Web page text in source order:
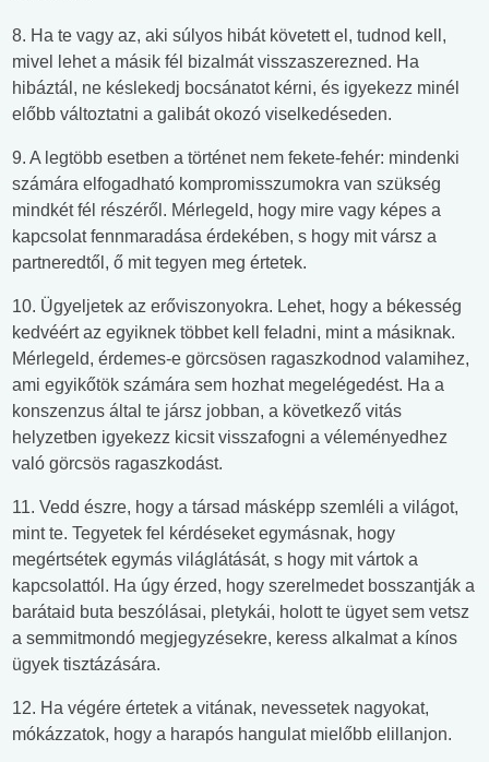
8. Ha te vagy az, aki súlyos hibát követett el, tudnod kell,
mivel lehet a másik fél bizalmát visszaszerezned. Ha
hibáztál, ne késlekedj bocsánatot kérni, és igyekezz minél
előbb változtatni a galibát okozó viselkedéseden.
9. A legtöbb esetben a történet nem fekete-fehér: mindenki
számára elfogadható kompromisszumokra van szükség
mindkét fél részéről. Mérlegeld, hogy mire vagy képes a
kapcsolat fennmaradása érdekében, s hogy mit vársz a
partneredtől, ő mit tegyen meg értetek.
10. Ügyeljetek az erőviszonyokra. Lehet, hogy a békesség
kedvéért az egyiknek többet kell feladni, mint a másiknak.
Mérlegeld, érdemes-e görcsösen ragaszkodnod valamihez,
ami egyikőtök számára sem hozhat megelégedést. Ha a
konszenzus által te jársz jobban, a következő vitás
helyzetben igyekezz kicsit visszafogni a véleményedhez
való görcsös ragaszkodást.
11. Vedd észre, hogy a társad másképp szemléli a világot,
mint te. Tegyetek fel kérdéseket egymásnak, hogy
megértsétek egymás világlátását, s hogy mit vártok a
kapcsolattól. Ha úgy érzed, hogy szerelmedet bosszantják a
barátaid buta beszólásai, pletykái, holott te ügyet sem vetsz
a semmitmondó megjegyzésekre, keress alkalmat a kínos
ügyek tisztázására.
12. Ha végére értetek a vitának, nevessetek nagyokat,
mókázzatok, hogy a harapós hangulat mielőbb elillanjon.